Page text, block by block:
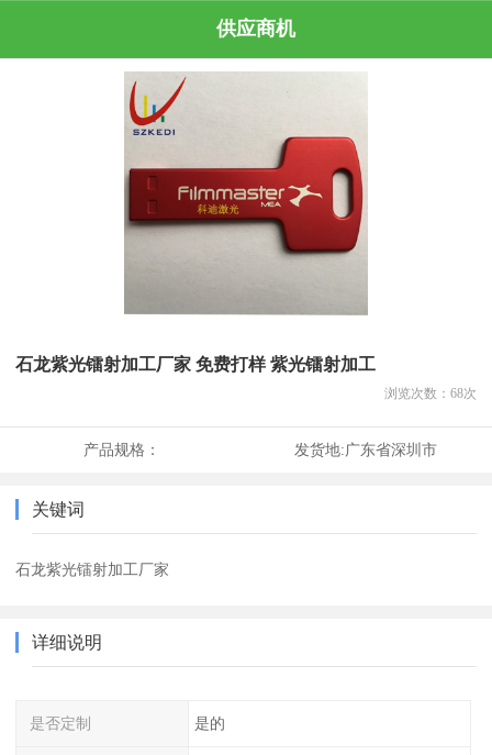
供应商机
石龙紫光镭射加工厂家 免费打样 紫光镭射加工
浏览次数： 68次
产品规格： 发货地:广东省深圳市
关键词
石龙紫光镭射加工厂家
详细说明
是否定制 是的